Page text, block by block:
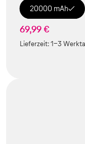
20000 mAh
69,99 €
Lieferzeit:1-3